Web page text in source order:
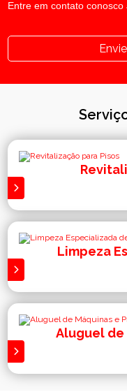
Entre em contato
Limpeza
Aluguel de